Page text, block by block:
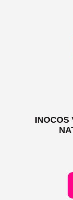
INOCOS